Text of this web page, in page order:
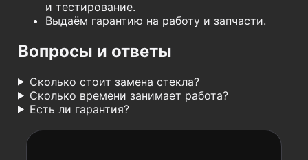
и тестирование.
Выдаём гарантию на работу и запчасти.
Вопросы и ответы
Сколько стоит замена стекла?
Сколько времени занимает работа?
Есть ли гарантия?